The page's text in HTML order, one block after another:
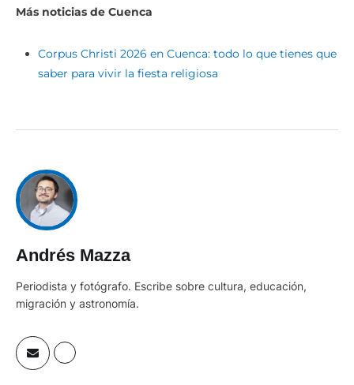
Más noticias de Cuenca
Corpus Christi 2026 en Cuenca: todo lo que tienes que
saber para vivir la fiesta religiosa
Andrés Mazza
Periodista y fotógrafo. Escribe sobre cultura, educación,
migración y astronomía.